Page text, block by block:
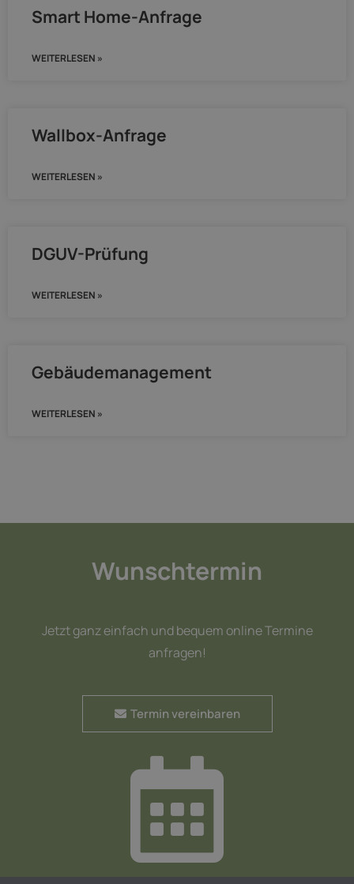
Smart Home-Anfrage
WEITERLESEN »
Wallbox-Anfrage
WEITERLESEN »
DGUV-Prüfung
WEITERLESEN »
Gebäudemanagement
WEITERLESEN »
Wunschtermin
Jetzt ganz einfach und bequem online Termine
anfragen!
Termin vereinbaren